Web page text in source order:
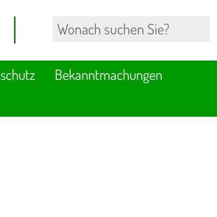
Bekanntmachungen